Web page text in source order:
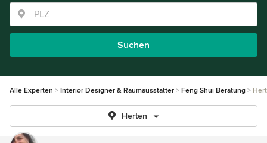
Suchen
Alle Experten Interior Designer & Raumausstatter Feng Shui Beratung
Herten